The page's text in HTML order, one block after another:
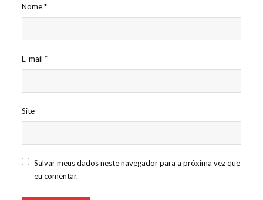
Nome*
E-mail *
Site
Salvar meus dados neste navegador para a próxima vez que
eu comentar.